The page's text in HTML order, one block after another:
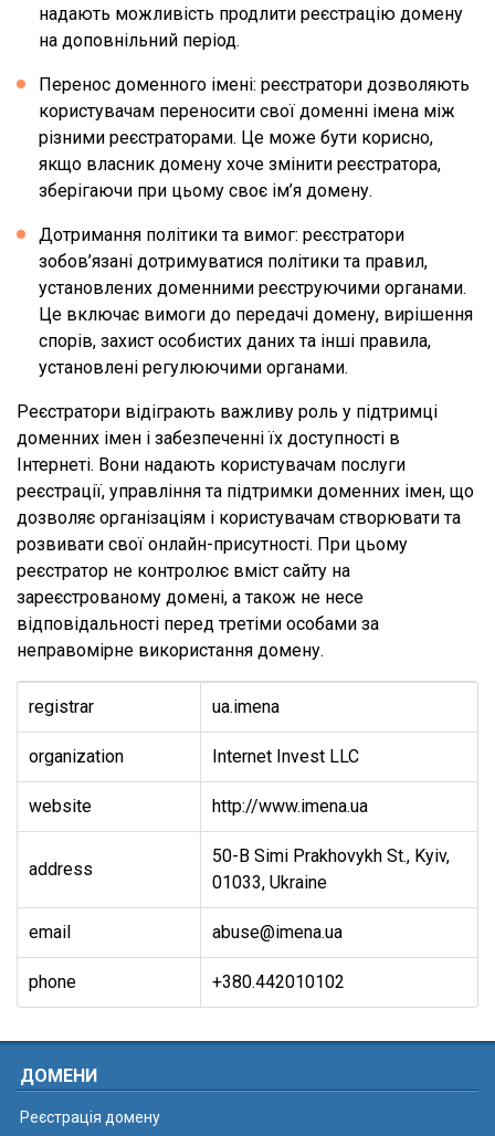
надають можливість продлити реєстрацію домену
на доповнільний період.
Перенос доменного імені: реєстратори дозволяють
користувачам переносити свої доменні імена між
різними реєстраторами. Це може бути корисно,
якщо власник домену хоче змінити реєстратора,
зберігаючи при цьому своє ім’я домену.
Дотримання політики та вимог: реєстратори
зобов’язані дотримуватися політики та правил,
установлених доменними реєструючими органами.
Це включає вимоги до передачі домену, вирішення
спорів, захист особистих даних та інші правила,
установлені регулюючими органами.
Реєстратори відіграють важливу роль у підтримці
доменних імен і забезпеченні їх доступності в
Інтернеті. Вони надають користувачам послуги
реєстрації, управління та підтримки доменних імен, що
дозволяє організаціям і користувачам створювати та
розвивати свої онлайн-присутності. При цьому
реєстратор не контролює вміст сайту на
зареєстрованому домені, а також не несе
відповідальності перед третіми особами за
неправомірне використання домену.
registrar ua.imena
organization Internet Invest LLC
website http://www.imena.ua
address
50-B Simi Prakhovykh St., Kyiv,
01033, Ukraine
email abuse@imena.ua
phone +380.442010102
ДОМЕНИ
Реєстрація домену